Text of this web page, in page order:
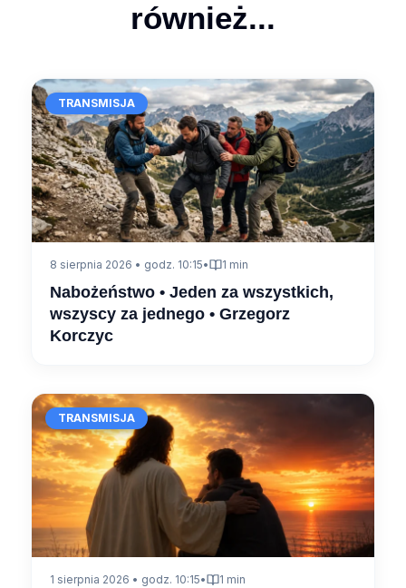
również...
TRANSMISJA
8 sierpnia 2026 • godz. 10:15• 1 min
Nabożeństwo • Jeden za wszystkich,
wszyscy za jednego • Grzegorz
Korczyc
TRANSMISJA
1 sierpnia 2026 • godz. 10:15• 1 min